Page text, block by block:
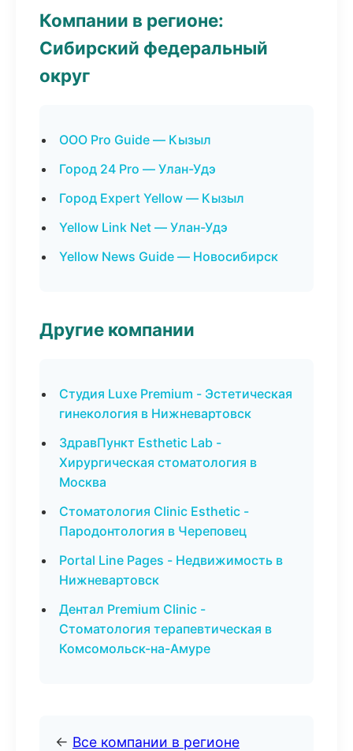
Компании в регионе:
Сибирский федеральный
округ
ООО Pro Guide — Кызыл
Город 24 Pro — Улан-Удэ
Город Expert Yellow — Кызыл
Yellow Link Net — Улан-Удэ
Yellow News Guide — Новосибирск
Другие компании
Студия Luxe Premium - Эстетическая
гинекология в Нижневартовск
ЗдравПункт Esthetic Lab -
Хирургическая стоматология в
Москва
Стоматология Clinic Esthetic -
Пародонтология в Череповец
Portal Line Pages - Недвижимость в
Нижневартовск
Дентал Premium Clinic -
Стоматология терапевтическая в
Комсомольск-на-Амуре
← Все компании в регионе